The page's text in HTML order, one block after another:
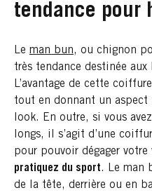
tendance pour
Le man bun, ou chignon
très tendance destinée aux
L’avantage de cette
tout en donnant un aspect
look. En outre, si vous
longs, il s’agit d’une
pour pouvoir dégager votre
pratiquez du sport. Le man
de la tête, derrière ou en